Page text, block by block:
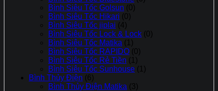
Bình Siêu Tốc Golsun (0)
Bình Siêu Tốc Hikari (0)
Bình Siêu Tốc jiplai (4)
Bình Siêu Tốc Lock & Lock (0)
Bình Siêu Tốc Matika (1)
Bình Siêu Tốc RAPIDO (0)
Bình Siêu Tốc Rẻ Tiền (1)
Bình Siêu Tốc Sunhouse (1)
Bình Thủy Điện (6)
Bình Thủy Điện Matika (3)